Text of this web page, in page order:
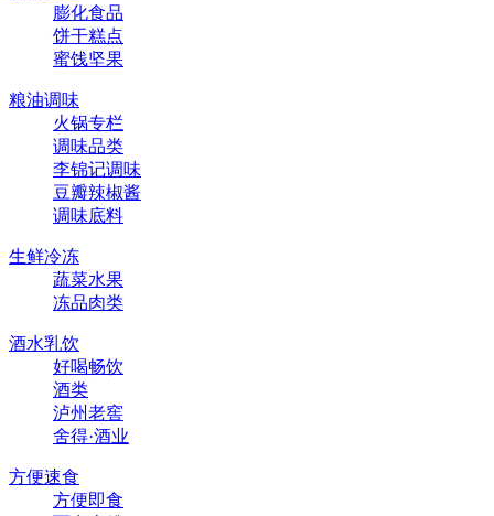
膨化食品
饼干糕点
蜜饯坚果
粮油调味
火锅专栏
调味品类
李锦记调味
豆瓣辣椒酱
调味底料
生鲜冷冻
蔬菜水果
冻品肉类
酒水乳饮
好喝畅饮
酒类
泸州老窖
舍得·酒业
方便速食
方便即食